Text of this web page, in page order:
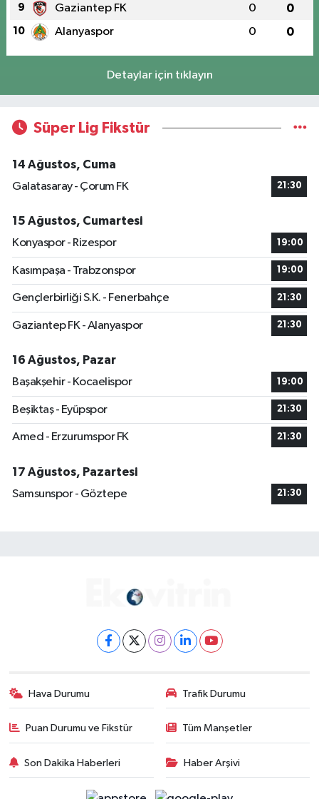
9 Gaziantep FK 0 0
10 Alanyaspor 0 0
Detaylar için tıklayın
Süper Lig Fikstür
14 Ağustos, Cuma
Galatasaray - Çorum FK
21:30
15 Ağustos, Cumartesi
Konyaspor - Rizespor
19:00
Kasımpaşa - Trabzonspor 19:00
Gençlerbirliği S.K. - Fenerbahçe 21:30
Gaziantep FK - Alanyaspor 21:30
16 Ağustos, Pazar
Başakşehir - Kocaelispor
19:00
Beşiktaş - Eyüpspor 21:30
Amed - Erzurumspor FK 21:30
17 Ağustos, Pazartesi
Samsunspor - Göztepe
21:30
Hava Durumu Trafik Durumu
Puan Durumu ve Fikstür Tüm Manşetler
Son Dakika Haberleri Haber Arşivi